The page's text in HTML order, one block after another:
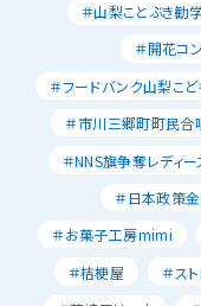
＃山梨ことぶき勧
＃開花コ
＃フードバンク山梨こ
＃市川三郷町町民合
＃NNS旗争奪レディ
＃日本政策
＃お菓子工房mimi
＃桔梗屋
＃ス